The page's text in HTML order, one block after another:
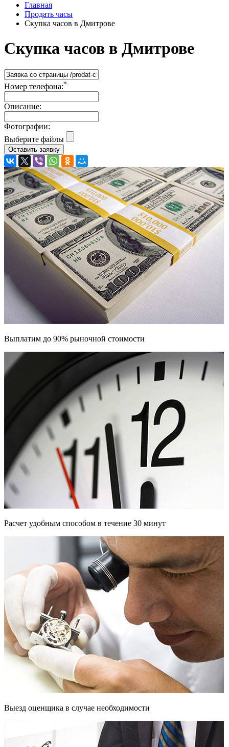
Главная
Продать часы
Скупка часов в Дмитрове
Скупка часов в Дмитрове
Номер телефона:*
Описание:
Фотографии:
Выберите файлы
Выплатим до 90% рыночной стоимости
Расчет удобным способом в течение 30 минут
Выезд оценщика в случае необходимости